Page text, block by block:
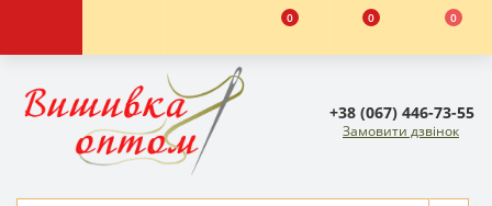
0 0 0
+38 (067) 446-73-55
Замовити дзвінок